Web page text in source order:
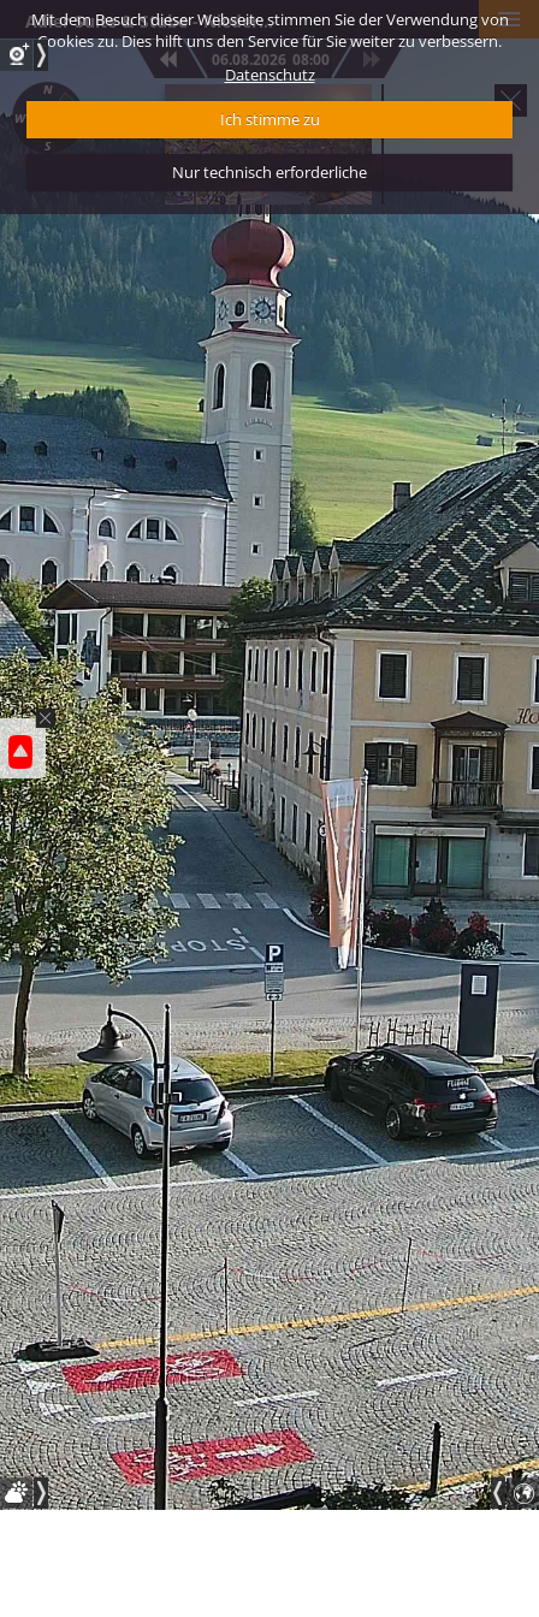
Mit dem Besuch dieser Webseite stimmen Sie der Verwendung von
Cookies zu. Dies hilft uns den Service für Sie weiter zu verbessern.
Datenschutz
Ich stimme zu
Nur technisch erforderliche
Adler Suite & Stube - Niederdorf - Von Kurz Platz
06.08.2026 08:00
Tourismusverein